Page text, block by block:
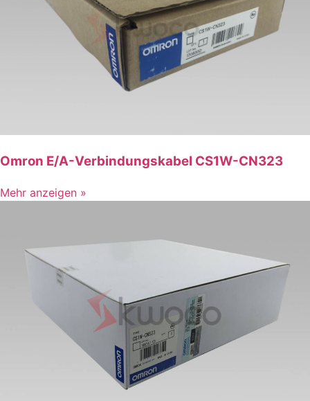
Omron E/A-Verbindungskabel CS1W-CN323
Mehr anzeigen »